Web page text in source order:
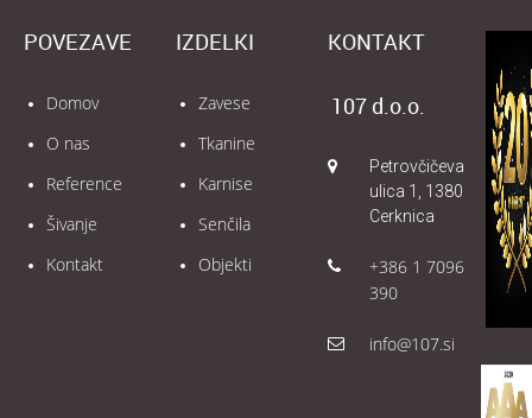
POVEZAVE
Domov
O nas
Reference
Šivanje
Kontakt
IZDELKI
Zavese
Tkanine
Karnise
Senčila
Objekti
KONTAKT
107 d.o.o.
Petrovčičeva
ulica 1, 1380
Cerknica
+386 1 7096
390
info@107.si